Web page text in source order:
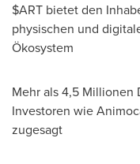
$ART bietet den
physischen und
Ökosystem
Mehr als 4,5
Investoren wie
zugesagt